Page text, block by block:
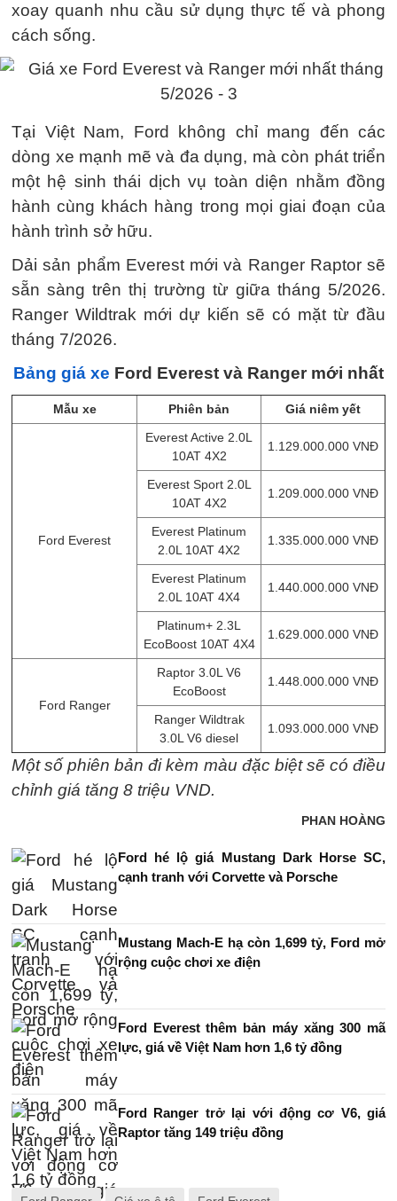
xoay quanh nhu cầu sử dụng thực tế và phong
cách sống.
Tại Việt Nam, Ford không chỉ mang đến các
dòng xe mạnh mẽ và đa dụng, mà còn phát triển
một hệ sinh thái dịch vụ toàn diện nhằm đồng
hành cùng khách hàng trong mọi giai đoạn của
hành trình sở hữu.
Dải sản phẩm Everest mới và Ranger Raptor sẽ
sẵn sàng trên thị trường từ giữa tháng 5/2026.
Ranger Wildtrak mới dự kiến sẽ có mặt từ đầu
tháng 7/2026.
Bảng giá xe Ford Everest và Ranger mới nhất
Mẫu xe Phiên bản Giá niêm yết
Ford Everest
Everest Active 2.0L
10AT 4X2
1.129.000.000 VNĐ
Everest Sport 2.0L
10AT 4X2
1.209.000.000 VNĐ
Everest Platinum
2.0L 10AT 4X2
1.335.000.000 VNĐ
Everest Platinum
2.0L 10AT 4X4
1.440.000.000 VNĐ
Platinum+ 2.3L
EcoBoost 10AT 4X4
1.629.000.000 VNĐ
Ford Ranger
Raptor 3.0L V6
EcoBoost
1.448.000.000 VNĐ
Ranger Wildtrak
3.0L V6 diesel
1.093.000.000 VNĐ
Một số phiên bản đi kèm màu đặc biệt sẽ có điều
chỉnh giá tăng 8 triệu VND.
PHAN HOÀNG
Ford hé lộ giá Mustang Dark Horse SC,
cạnh tranh với Corvette và Porsche
Mustang Mach-E hạ còn 1,699 tỷ, Ford mở
rộng cuộc chơi xe điện
Ford Everest thêm bản máy xăng 300 mã
lực, giá về Việt Nam hơn 1,6 tỷ đồng
Ford Ranger trở lại với động cơ V6, giá
Raptor tăng 149 triệu đồng